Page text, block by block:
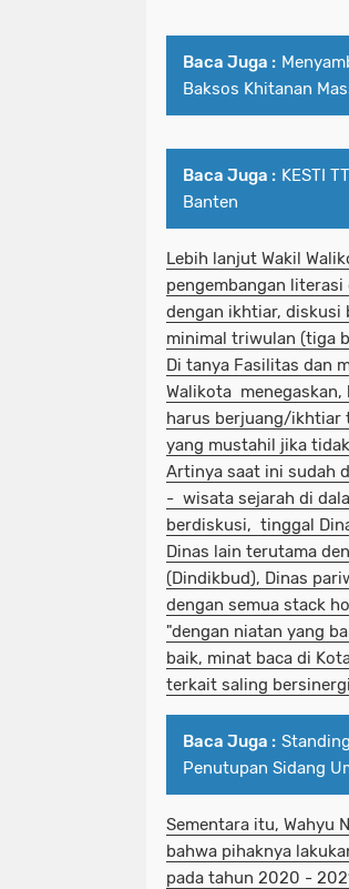
Baca Juga :
Baksos Khitanan
Baca Juga : KESTI
Banten
Lebih lanjut Wakil
pengembangan
dengan ikhtiar, diskusi
minimal triwulan (tiga
Di tanya Fasilitas dan
Walikota menegaskan,
harus berjuang/ikhtiar
yang mustahil jika
Artinya saat ini sudah
- wisata sejarah di
berdiskusi, tinggal
Dinas lain terutama
(Dindikbud), Dinas
dengan semua stack
"dengan niatan yang
baik, minat baca di
terkait saling be
Baca Juga :
Penutupan Sidang
Sementara itu, Wahyu
bahwa pihaknya
pada tahun 2020 -